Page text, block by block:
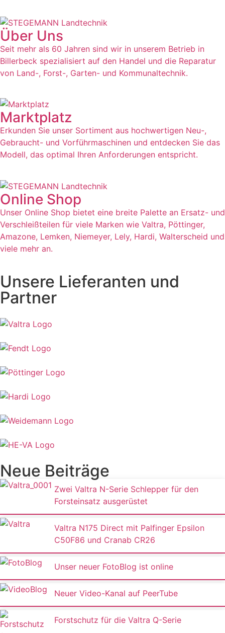
Über Uns
Seit mehr als 60 Jahren sind wir in unserem Betrieb in
Billerbeck spezialisiert auf den Handel und die Reparatur
von Land-, Forst-, Garten- und Kommunaltechnik.
Marktplatz
Erkunden Sie unser Sortiment aus hochwertigen Neu-,
Gebraucht- und Vorführmaschinen und entdecken Sie das
Modell, das optimal Ihren Anforderungen entspricht.
Online Shop
Unser Online Shop bietet eine breite Palette an Ersatz- und
Verschleißteilen für viele Marken wie Valtra, Pöttinger,
Amazone, Lemken, Niemeyer, Lely, Hardi, Walterscheid und
viele mehr an.
Unsere Lieferanten und
Partner
Neue Beiträge
Zwei Valtra N-Serie Schlepper für den
Forsteinsatz ausgerüstet
Valtra N175 Direct mit Palfinger Epsilon
C50F86 und Cranab CR26
Unser neuer FotoBlog ist online
Neuer Video-Kanal auf PeerTube
Forstschutz für die Valtra Q-Serie